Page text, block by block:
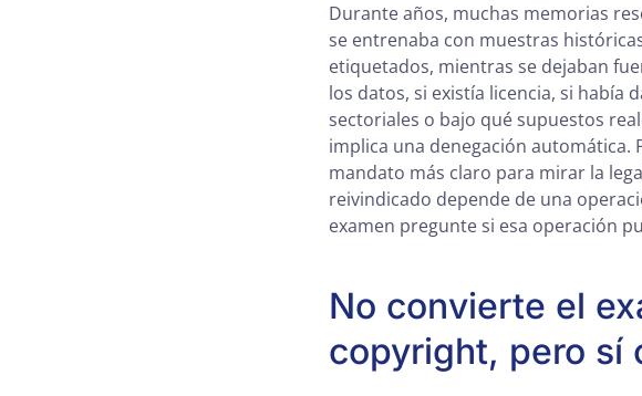
Durante años, muchas memorias
se entrenaba con muestras
etiquetados, mientras se dejaban
los datos, si existía licencia, si había
sectoriales o bajo qué supuestos
implica una denegación automática.
mandato más claro para mirar la
reivindicado depende de una
examen pregunte si esa operación
No convierte el
copyright, pero sí